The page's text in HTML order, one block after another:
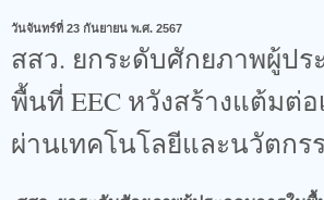
วันจันทร์ที่ 23 กันยายน พ.ศ. 2567
สสว. ยกระดับศักยภาพผู้ปร
พื้นที่ EEC หวังสร้างแต้มต่อ
ผ่านเทคโนโลยีและนวัตกร